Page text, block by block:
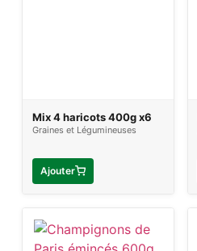
Mix 4 haricots 400g x6
Graines et Légumineuses
Ajouter